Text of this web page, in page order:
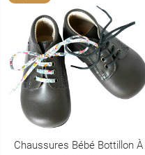
Chaussures Bébé Bottillon À